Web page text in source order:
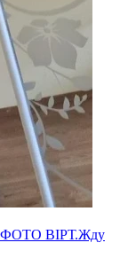
ФОТО ВІРТ.Жду